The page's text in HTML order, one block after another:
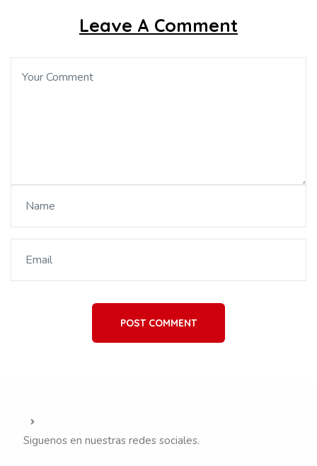
Leave A Comment
POST COMMENT
Siguenos en nuestras redes sociales.